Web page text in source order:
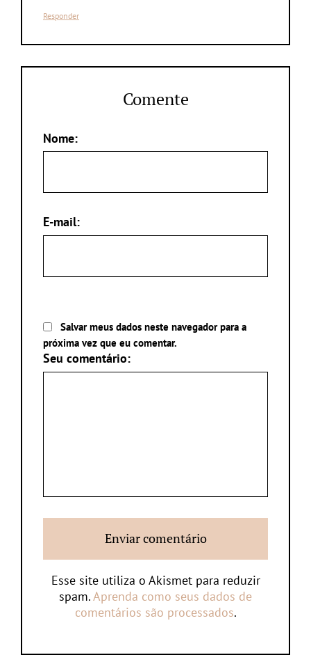
Responder
Comente
Nome:
E-mail:
Salvar meus dados neste navegador para a
próxima vez que eu comentar.
Seu comentário:
Esse site utiliza o Akismet para reduzir
spam.Aprenda como seus dados de
comentários são processados.